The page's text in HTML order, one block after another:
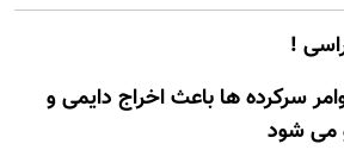
!
سرکرده ها باعث اخراج دایمی و
می شود